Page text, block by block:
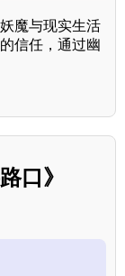
魔与现实生活
信任，通过幽
口》